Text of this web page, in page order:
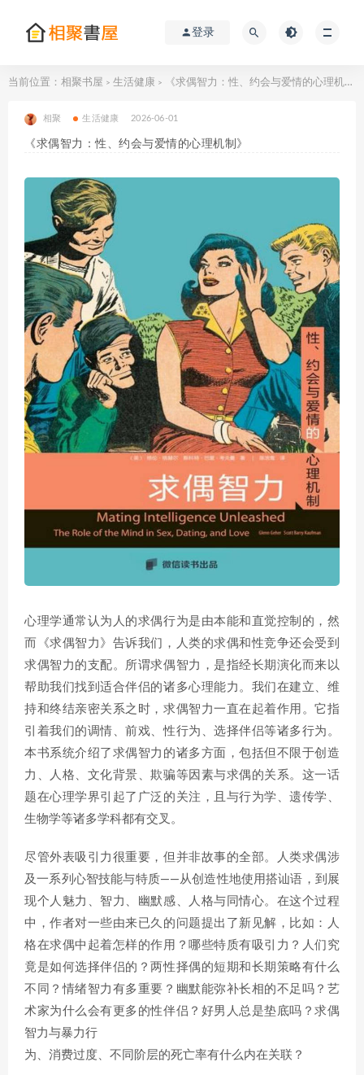
登录
当前位置： 相聚书屋 > 生活健康 > 《求偶智力：性、约会与爱情的心理机制》
相聚 生活健康 2026-06-01
《求偶智力：性、约会与爱情的心理机制》
心理学通常认为人的求偶行为是由本能和直觉控制的，然
而《求偶智力》告诉我们，人类的求偶和性竞争还会受到
求偶智力的支配。所谓求偶智力，是指经长期演化而来以
帮助我们找到适合伴侣的诸多心理能力。我们在建立、维
持和终结亲密关系之时，求偶智力一直在起着作用。它指
引着我们的调情、前戏、性行为、选择伴侣等诸多行为。
本书系统介绍了求偶智力的诸多方面，包括但不限于创造
力、人格、文化背景、欺骗等因素与求偶的关系。这一话
题在心理学界引起了广泛的关注，且与行为学、遗传学、
生物学等诸多学科都有交叉。
尽管外表吸引力很重要，但并非故事的全部。人类求偶涉
及一系列心智技能与特质——从创造性地使用搭讪语，到展
现个人魅力、智力、幽默感、人格与同情心。在这个过程
中，作者对一些由来已久的问题提出了新见解，比如：人
格在求偶中起着怎样的作用？哪些特质有吸引力？人们究
竟是如何选择伴侣的？两性择偶的短期和长期策略有什么
不同？情绪智力有多重要？幽默能弥补长相的不足吗？艺
术家为什么会有更多的性伴侣？好男人总是垫底吗？求偶
智力与暴力行
为、消费过度、不同阶层的死亡率有什么内在关联？